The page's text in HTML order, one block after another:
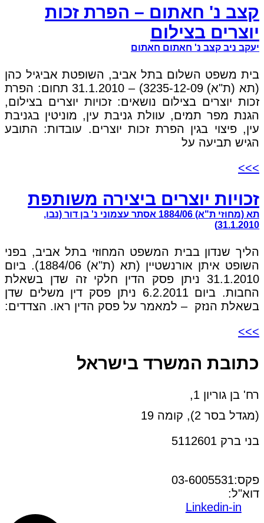
קצב נ' חאתום – הפרת זכות
יוצרים בצילום
יעקב ניב קצב נ' חאתום חאתום
בית משפט השלום בתל אביב, השופטת אביגיל כהן
(תא (ת"א) 3235-12-09) – 31.1.2010 תחום: הפרת
זכות יוצרים בצילום נושאים: זכויות יוצרים בצילום,
הגנת מפר תמים, עוולת גניבת עין, מוניטין בגניבת
עין, פיצוי בגין הפרת זכות יוצרים. עובדות: התובע
הגיש תביעה על
>>>
זכויות יוצרים ביצירה משותפת
תא (מחוזי ת"א) 1884/06 אסתר עצמוני נ' בן דור (נבו,
31.1.2010)
הליך שנדון בבית המשפט המחוזי בתל אביב, בפני
השופט איתן אורנשטיין (תא (ת"א) 1884/06). ביום
31.1.2010 ניתן פסק הדין חלקי זה שדן בשאלת
החבות. ביום 6.2.2011 ניתן פסק דין משלים שדן
בשאלת הנזק – למאמר על פסק הדין ראו. הצדדים:
>>>
כתובת המשרד בישראל
רח' בן גוריון 1,
(מגדל בסר 2), קומה 19
בני ברק 5112601
פקס:03-6005531
דוא"ל:
Linkedin-in